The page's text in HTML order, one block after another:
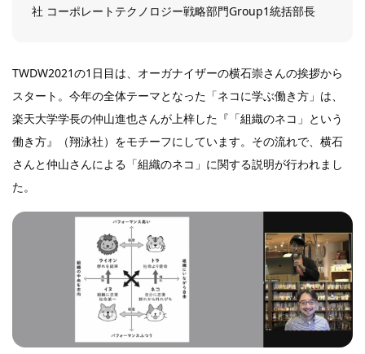
社 コーポレートテクノロジー戦略部門Group1統括部長
TWDW2021の1日目は、オーガナイザーの横石崇さんの挨拶から
スタート。今年の全体テーマとなった「ネコに学ぶ働き方」は、
楽天大学学長の仲山進也さんが上梓した『「組織のネコ」という
働き方』（翔泳社）をモチーフにしています。その流れで、横石
さんと仲山さんによる「組織のネコ」に関する説明が行われまし
た。